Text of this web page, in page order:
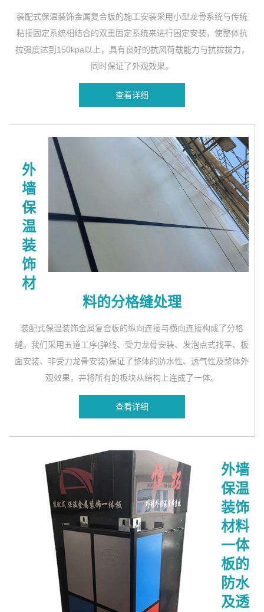
装配式保温装饰金属复合板的施工安装采用小型龙骨系统与传统
粘接固定系统相结合的双重固定系统来进行困定安装，使整体抗
拉强度达到150kpa以上，具有良好的抗风荷载能力与抗拉拔力，
同时保证了外观效果。
查看详细
外
墙
保
温
装
饰
材
料的分格缝处理
装配式保温装饰金属复合板的纵向连接与横向连接构成了分格
缝。我们采用五道工序(弹线、受力龙骨安装、发泡点式找平、板
面安装、非受力龙骨安装)保证了整体的防水性、透气性及整体外
观效果，井将所有的板块从结构上连成了一体。
查看详细
外墙
保温
装饰
材料
一体
板的
防水
及透